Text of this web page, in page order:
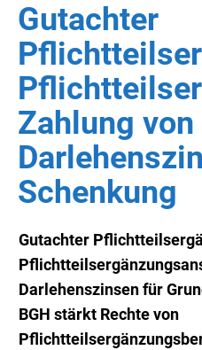
Gutachter
Zahlung von
Schenkung
Gutachter
Darlehenszinsen für
BGH stärkt Rechte von